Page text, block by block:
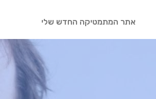
אתר המתמטיקה החדש שלי